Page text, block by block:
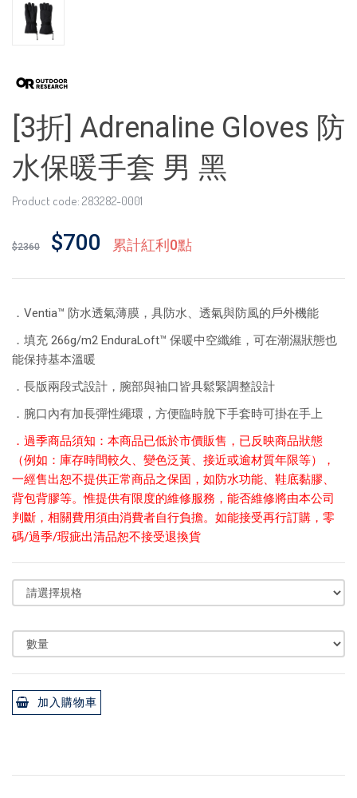
[3折] Adrenaline Gloves 防
水保暖手套 男 黑
Product code: 283282-0001
$2360 $700 累計紅利0點
． Ventia™ 防水透氣薄膜，具防水、透氣與防風的戶外機能
．填充 266g/m2 EnduraLoft™ 保暖中空纖維，可在潮濕狀態也
能保持基本溫暖
．長版兩段式設計，腕部與袖口皆具鬆緊調整設計
．腕口內有加長彈性繩環，方便臨時脫下手套時可掛在手上
． 過季商品須知：本商品已低於市價販售，已反映商品狀態
（例如：庫存時間較久、變色泛黃、接近或逾材質年限等），
一經售出恕不提供正常商品之保固，如防水功能、鞋底黏膠、
背包背膠等。惟提供有限度的維修服務，能否維修將由本公司
判斷，相關費用須由消費者自行負擔。如能接受再行訂購，零
碼/過季/瑕疵出清品恕不接受退換貨
加入購物車